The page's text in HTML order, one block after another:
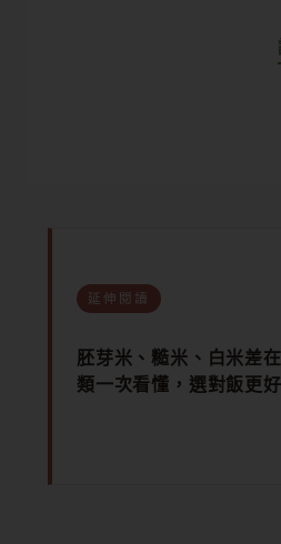
延伸閱讀
胚芽米、糙米、白米差
類一次看懂，選對飯更